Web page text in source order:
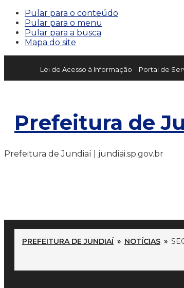
Pular para o conteúdo
Pular para o menu
Pular para a busca
Mapa do site
Lei de Acesso à Informação Portal de
Prefeitura de
Prefeitura de Jundiaí | jundiai.sp.gov.br
PREFEITURA DE JUNDIAÍ » NOTÍCIAS »